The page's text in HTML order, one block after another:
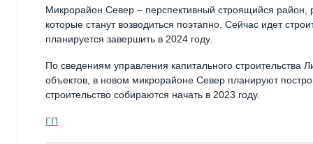
Микрорайон Север – перспективный строящийся район,
которые станут возводиться поэтапно. Сейчас идет
планируется завершить в 2024 году.
По сведениям управления капитального строительства
объектов, в новом микрорайоне Север планируют
строительство собираются начать в 2023 году.
ГП